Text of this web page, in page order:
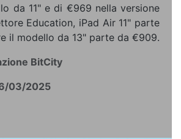
da 11" e di €969 nella versione
Education, iPad Air 11" parte
il modello da 13" parte da €909.
BitCity
03/2025